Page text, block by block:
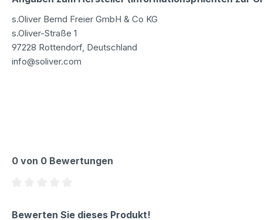
s.Oliver Bernd Freier GmbH & Co KG
s.Oliver-Straße 1
97228 Rottendorf, Deutschland
info@soliver.com
0 von 0 Bewertungen
Bewerten Sie dieses Produkt!